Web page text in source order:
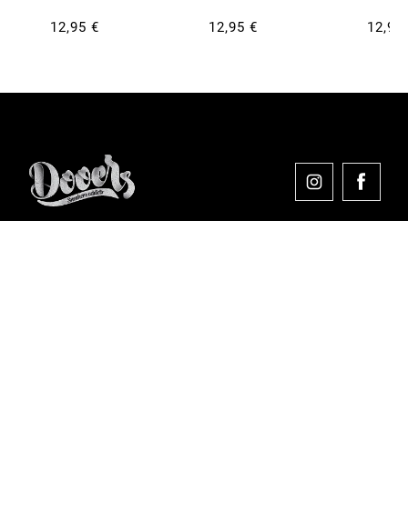
12,95 € 12,95 € 12,95